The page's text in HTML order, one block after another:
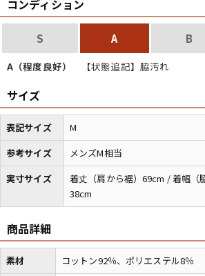
パンツ
W30以下
W35,W36 W37
Search by Maniacマニアックから
バンド
Tシャツ
Tシャツ
USA製
すべてのマニアックを見る
コンディション
S A B
A（程度良好） 【状態追記】脇汚れ
サイズ
表記サイズ
M
参考サイズ
メンズM相当
実寸サイズ
着丈（肩から裾）69cm / 着幅（
38cm
商品詳細
素材
コットン92％、ポリエステル8％